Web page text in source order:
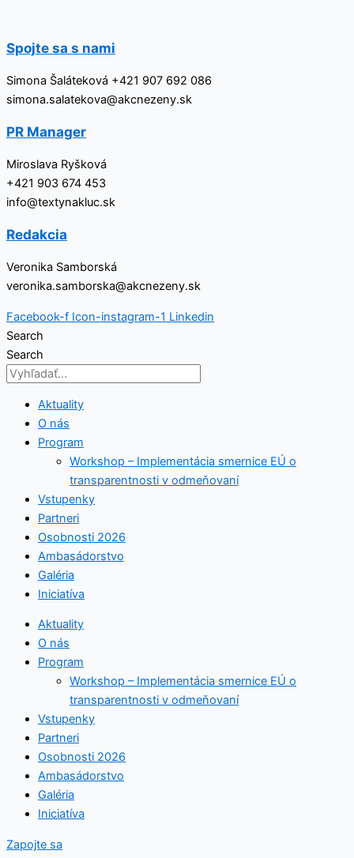
obsah
Spojte sa s nami
Simona Šaláteková +421 907 692 086
simona.salatekova@akcnezeny.sk
PR Manager
Miroslava Ryšková
+421 903 674 453
info@textynakluc.sk
Redakcia
Veronika Samborská
veronika.samborska@akcnezeny.sk
Facebook-f Icon-instagram-1 Linkedin
Search
Search
Aktuality
O nás
Program
Workshop – Implementácia smernice EÚ o
transparentnosti v odmeňovaní
Vstupenky
Partneri
Osobnosti 2026
Ambasádorstvo
Galéria
Iniciatíva
Aktuality
O nás
Program
Workshop – Implementácia smernice EÚ o
transparentnosti v odmeňovaní
Vstupenky
Partneri
Osobnosti 2026
Ambasádorstvo
Galéria
Iniciatíva
Zapojte sa